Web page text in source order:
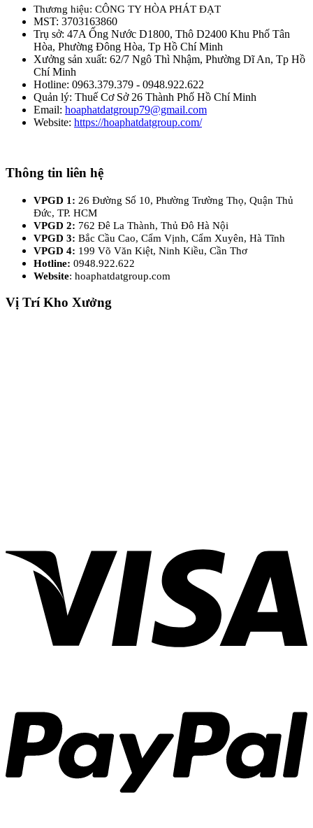
Thương hiệu: CÔNG TY HÒA PHÁT ĐẠT
MST: 3703163860
Trụ sở: 47A Ống Nước D1800, Thô D2400 Khu Phố Tân
Hòa, Phường Đông Hòa, Tp Hồ Chí Minh
Xưởng sản xuất: 62/7 Ngô Thì Nhậm, Phường Dĩ An, Tp Hồ
Chí Minh
Hotline: 0963.379.379 - 0948.922.622
Quản lý: Thuế Cơ Sở 26 Thành Phố Hồ Chí Minh
Email: hoaphatdatgroup79@gmail.com
Website: https://hoaphatdatgroup.com/
Thông tin liên hệ
VPGD 1: 26 Đường Số 10, Phường Trường Thọ, Quận Thủ
Đức, TP. HCM
VPGD 2: 762 Đê La Thành, Thủ Đô Hà Nội
VPGD 3: Bắc Cầu Cao, Cẩm Vịnh, Cẩm Xuyên, Hà Tĩnh
VPGD 4: 199 Võ Văn Kiệt, Ninh Kiều, Cần Thơ
Hotline: 0948.922.622
Website: hoaphatdatgroup.com
Vị Trí Kho Xưởng